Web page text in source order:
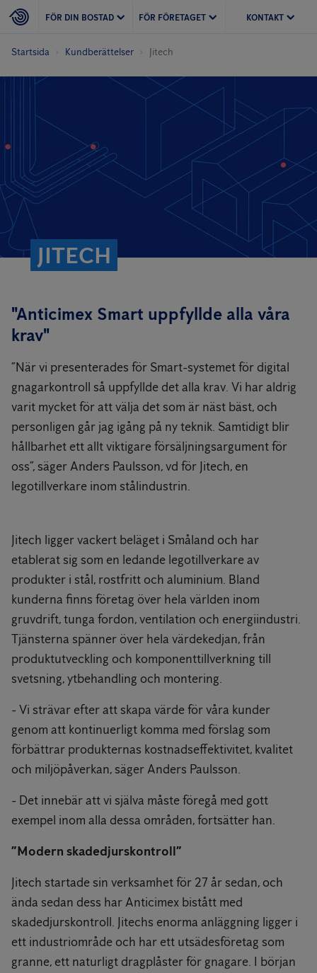
FÖR DIN BOSTAD FÖR FÖRETAGET KONTAKT
Startsida Kundberättelser Jitech
JITECH
"Anticimex Smart uppfyllde alla våra
krav"
”När vi presenterades för Smart-systemet för digital
gnagarkontroll så uppfyllde det alla krav. Vi har aldrig
varit mycket för att välja det som är näst bäst, och
personligen går jag igång på ny teknik. Samtidigt blir
hållbarhet ett allt viktigare försäljningsargument för
oss”, säger Anders Paulsson, vd för Jitech, en
legotillverkare inom stålindustrin.
Jitech ligger vackert beläget i Småland och har
etablerat sig som en ledande legotillverkare av
produkter i stål, rostfritt och aluminium. Bland
kunderna finns företag över hela världen inom
gruvdrift, tunga fordon, ventilation och energiindustri.
Tjänsterna spänner över hela värdekedjan, från
produktutveckling och komponenttillverkning till
svetsning, ytbehandling och montering.
- Vi strävar efter att skapa värde för våra kunder
genom att kontinuerligt komma med förslag som
förbättrar produkternas kostnadseffektivitet, kvalitet
och miljöpåverkan, säger Anders Paulsson.
- Det innebär att vi själva måste föregå med gott
exempel inom alla dessa områden, fortsätter han.
”Modern skadedjurskontroll”
Jitech startade sin verksamhet för 27 år sedan, och
ända sedan dess har Anticimex bistått med
skadedjurskontroll. Jitechs enorma anläggning ligger i
ett industriområde och har ett utsädesföretag som
granne, ett naturligt dragplåster för gnagare. I början